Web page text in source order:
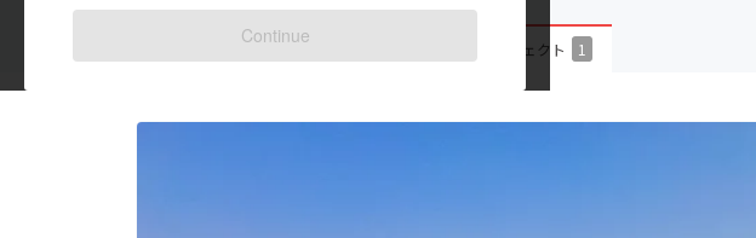
ビジネス・起業
まちづくり・地域活性化
Continue
プロジェクト プロジェクト 1